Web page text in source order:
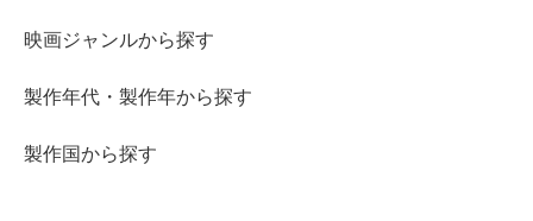
映画ジャンルから探す
製作年代・製作年から探す
製作国から探す